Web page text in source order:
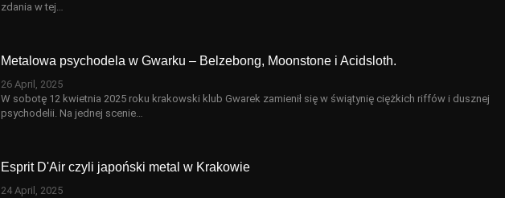
zdania w tej…
Metalowa psychodela w Gwarku – Belzebong, Moonstone i Acidsloth.
26 April, 2025
W sobotę 12 kwietnia 2025 roku krakowski klub Gwarek zamienił się w świątynię ciężkich riffów i dusznej
psychodelii. Na jednej scenie…
Esprit D'Air czyli japoński metal w Krakowie
24 April, 2025